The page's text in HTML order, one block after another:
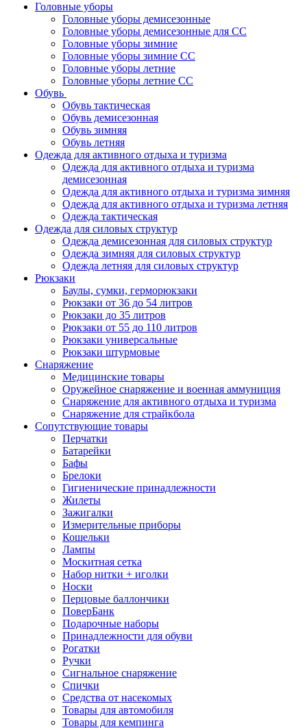
Головные уборы
Головные уборы демисезонные
Головные уборы демисезонные для СС
Головные уборы зимние
Головные уборы зимние СС
Головные уборы летние
Головные уборы летние СС
Обувь
Обувь тактическая
Обувь демисезонная
Обувь зимняя
Обувь летняя
Одежда для активного отдыха и туризма
Одежда для активного отдыха и туризма
демисезонная
Одежда для активного отдыха и туризма зимняя
Одежда для активного отдыха и туризма летняя
Одежда тактическая
Одежда для силовых структур
Одежда демисезонная для силовых структур
Одежда зимняя для силовых структур
Одежда летняя для силовых структур
Рюкзаки
Баулы, сумки, герморюкзаки
Рюкзаки от 36 до 54 литров
Рюкзаки до 35 литров
Рюкзаки от 55 до 110 литров
Рюкзаки универсальные
Рюкзаки штурмовые
Снаряжение
Медицинские товары
Оружейное снаряжение и военная аммуниция
Снаряжение для активного отдыха и туризма
Снаряжение для страйкбола
Сопутствующие товары
Перчатки
Батарейки
Бафы
Брелоки
Гигиенические принадлежности
Жилеты
Зажигалки
Измерительные приборы
Кошельки
Лампы
Москитная сетка
Набор нитки + иголки
Носки
Перцовые баллончики
ПоверБанк
Подарочные наборы
Принадлежности для обуви
Рогатки
Ручки
Сигнальное снаряжение
Спички
Средства от насекомых
Товары для автомобиля
Товары для кемпинга